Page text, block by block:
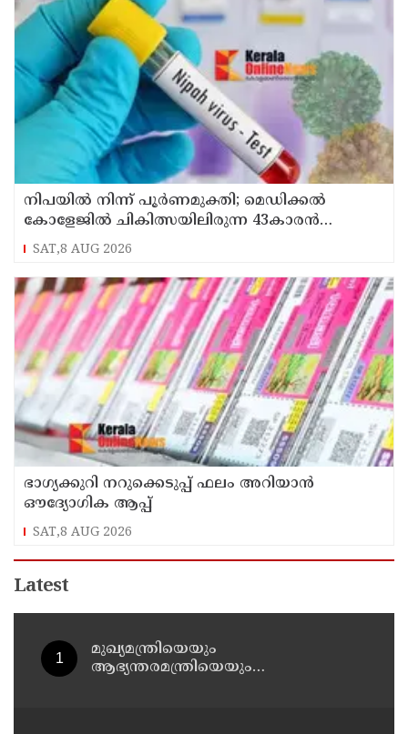
നിപയിൽ നിന്ന് പൂർണമുക്തി; മെഡിക്കൽ
കോളേജിൽ ചികിത്സയിലിരുന്ന 43കാരൻ
വീട്ടിലേക്ക് മടങ്ങി
SAT,8 AUG 2026
ഭാഗ്യക്കുറി നറുക്കെടുപ്പ് ഫലം അറിയാൻ
ഔദ്യോഗിക ആപ്പ്
SAT,8 AUG 2026
Latest
മുഖ്യമന്ത്രിയെയും
ആഭ്യന്തരമന്ത്രിയെയും